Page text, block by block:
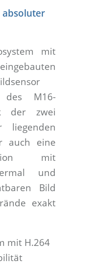
absoluter
mit
M16-
der zwei
liegenden
auch eine
mit
und
Bild
exakt
mit H.264